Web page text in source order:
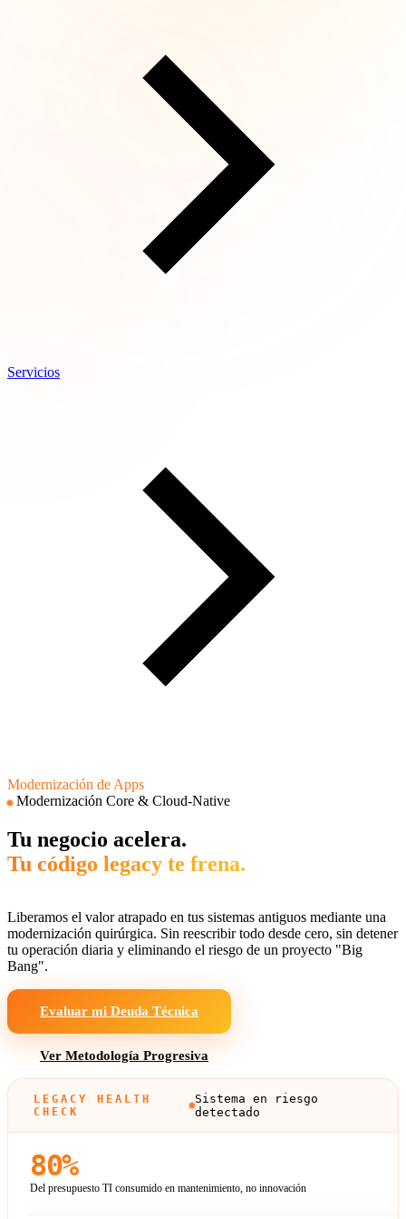
Servicios
Modernización de Apps
Modernización Core & Cloud-Native
Tu negocio acelera.
Tu código legacy te frena.
Liberamos el valor atrapado en tus sistemas antiguos mediante una
modernización quirúrgica. Sin reescribir todo desde cero, sin detener
tu operación diaria y eliminando el riesgo de un proyecto "Big
Bang".
Evaluar mi Deuda Técnica
Ver Metodología Progresiva
LEGACY HEALTH
CHECK
Sistema en riesgo
detectado
80%
Del presupuesto TI consumido en mantenimiento, no innovación